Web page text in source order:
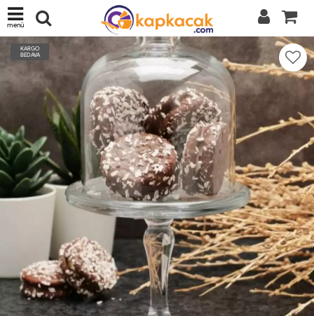
menü
KARGO
BEDAVA